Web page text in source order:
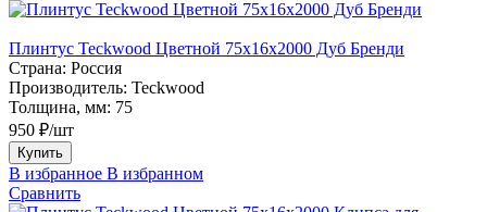
Плинтус Teckwood Цветной 75х16х2000 Дуб Бренди
Страна: Россия
Производитель: Teckwood
Толщина, мм: 75
950 ₽/шт
Купить
В избранное В избранном
Сравнить